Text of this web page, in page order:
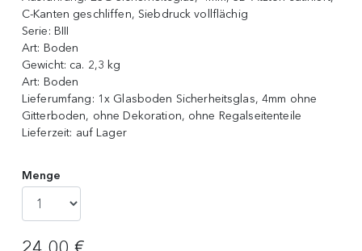
C-Kanten geschliffen, Siebdruck vollflächig
Serie: BIII
Art: Boden
Gewicht: ca. 2,3 kg
Art: Boden
Lieferumfang: 1x Glasboden Sicherheitsglas, 4mm ohne
Gitterboden, ohne Dekoration, ohne Regalseitenteile
Lieferzeit: auf Lager
Menge